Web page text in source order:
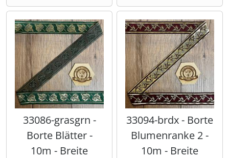
33086-grasgrn -
Borte Blätter -
10m - Breite
33094-brdx - Borte
Blumenranke 2 -
10m - Breite